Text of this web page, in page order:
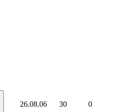
26.08.06 30 0